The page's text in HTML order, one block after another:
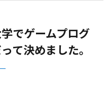
でゲームプログ
て決めました。